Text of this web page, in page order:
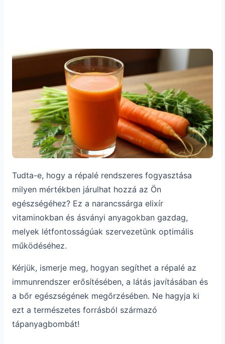
Tudta-e, hogy a répalé rendszeres fogyasztása
milyen mértékben járulhat hozzá az Ön
egészségéhez? Ez a narancssárga elixír
vitaminokban és ásványi anyagokban gazdag,
melyek létfontosságúak szervezetünk optimális
működéséhez.
Kérjük, ismerje meg, hogyan segíthet a répalé az
immunrendszer erősítésében, a látás javításában és
a bőr egészségének megőrzésében. Ne hagyja ki
ezt a természetes forrásból származó
tápanyagbombát!